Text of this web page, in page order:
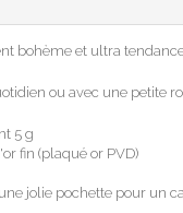
bohème et ultra
ou avec une petite
5 g
fin (plaqué or PVD)
jolie pochette pour un